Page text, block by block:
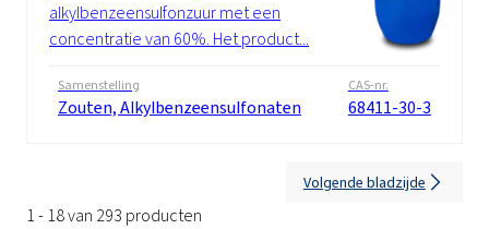
alkylbenzeensulfonzuur met een
concentratie van 60%. Het product...
Samenstelling
Zouten, Alkylbenzeensulfonaten
CAS-nr.
68411-30-3
1 - 18 van 293 producten
Volgende bladzijde